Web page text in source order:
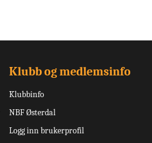
Klubb og medlemsinfo
Klubbinfo
NBF Østerdal
Logg inn brukerprofil